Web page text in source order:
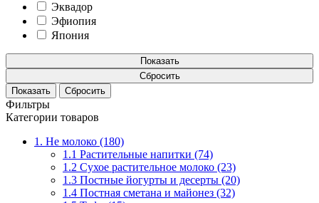
Эквадор
Эфиопия
Япония
Показать Сбросить
Фильтры
Категории товаров
1. Не молоко (180)
1.1 Растительные напитки (74)
1.2 Сухое растительное молоко (23)
1.3 Постные йогурты и десерты (20)
1.4 Постная сметана и майонез (32)